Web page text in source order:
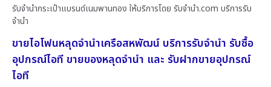
รับจำนำกระเป๋าแบรนด์เนมพานทอง ให้บริการโดย รับจํานํา.com บริการรับ
จำนำ
ขายไอโฟนหลุดจำนำเครือสหพัฒน์ บริการรับจำนำ รับซื้อ
อุปกรณ์ไอที ขายของหลุดจำนำ และ รับฝากขายอุปกรณ์
ไอที